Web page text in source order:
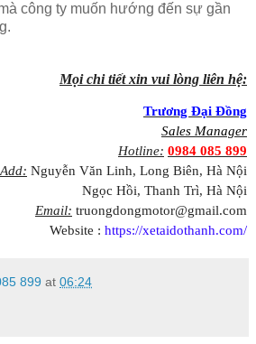
công ty muốn hướng đến sự gần
Mọi chi tiết xin vui lòng liên hệ:
Trương Đại Đồng
Sales Manager
Hotline: 0984 085 899
Add: Nguyễn Văn Linh, Long Biên, Hà Nội
Ngọc Hồi, Thanh Trì, Hà Nội
Email: truongdongmotor@gmail.com
Website : https://xetaidothanh.com/
899 at 06:24